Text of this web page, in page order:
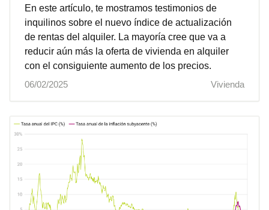
En este artículo, te mostramos testimonios de
inquilinos sobre el nuevo índice de actualización
de rentas del alquiler. La mayoría cree que va a
reducir aún más la oferta de vivienda en alquiler
con el consiguiente aumento de los precios.
06/02/2025
Vivienda